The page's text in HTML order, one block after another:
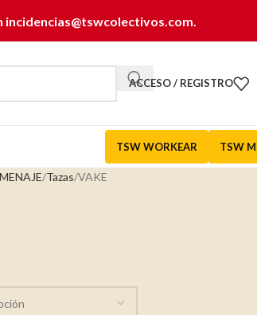
incidencias@tswcolectivos.com
ACCESO / REGISTRO
TSW WORKEAR TSW
Tazas VAKE